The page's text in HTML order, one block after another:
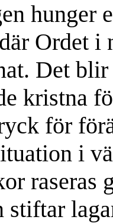
hunger
Ordet i
Det blir
kristna
för
i
raseras
stiftar